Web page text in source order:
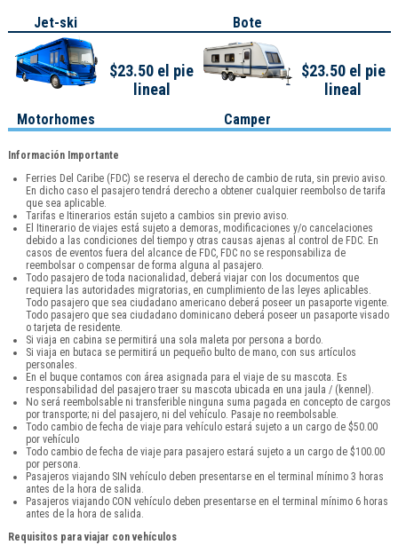
Jet-ski Bote
Motorhomes
$23.50 el pie
lineal
Camper
$23.50 el pie
lineal
Información Importante
Ferries Del Caribe (FDC) se reserva el derecho de cambio de ruta, sin previo aviso.
En dicho caso el pasajero tendrá derecho a obtener cualquier reembolso de tarifa
que sea aplicable.
Tarifas e Itinerarios están sujeto a cambios sin previo aviso.
El Itinerario de viajes está sujeto a demoras, modificaciones y/o cancelaciones
debido a las condiciones del tiempo y otras causas ajenas al control de FDC. En
casos de eventos fuera del alcance de FDC, FDC no se responsabiliza de
reembolsar o compensar de forma alguna al pasajero.
Todo pasajero de toda nacionalidad, deberá viajar con los documentos que
requiera las autoridades migratorias, en cumplimiento de las leyes aplicables.
Todo pasajero que sea ciudadano americano deberá poseer un pasaporte vigente.
Todo pasajero que sea ciudadano dominicano deberá poseer un pasaporte visado
o tarjeta de residente.
Si viaja en cabina se permitirá una sola maleta por persona a bordo.
Si viaja en butaca se permitirá un pequeño bulto de mano, con sus artículos
personales.
En el buque contamos con área asignada para el viaje de su mascota. Es
responsabilidad del pasajero traer su mascota ubicada en una jaula / (kennel).
No será reembolsable ni transferible ninguna suma pagada en concepto de cargos
por transporte; ni del pasajero, ni del vehículo. Pasaje no reembolsable.
Todo cambio de fecha de viaje para vehículo estará sujeto a un cargo de $50.00
por vehículo
Todo cambio de fecha de viaje para pasajero estará sujeto a un cargo de $100.00
por persona.
Pasajeros viajando SIN vehículo deben presentarse en el terminal mínimo 3 horas
antes de la hora de salida.
Pasajeros viajando CON vehículo deben presentarse en el terminal mínimo 6 horas
antes de la hora de salida.
Requisitos para viajar con vehículos